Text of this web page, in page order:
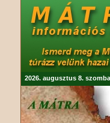
2026. augusztus 8.